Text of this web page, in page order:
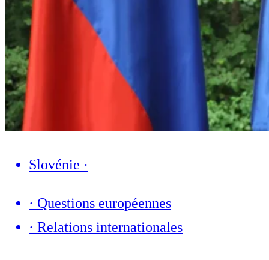
Slovénie ·
· Questions européennes
· Relations internationales